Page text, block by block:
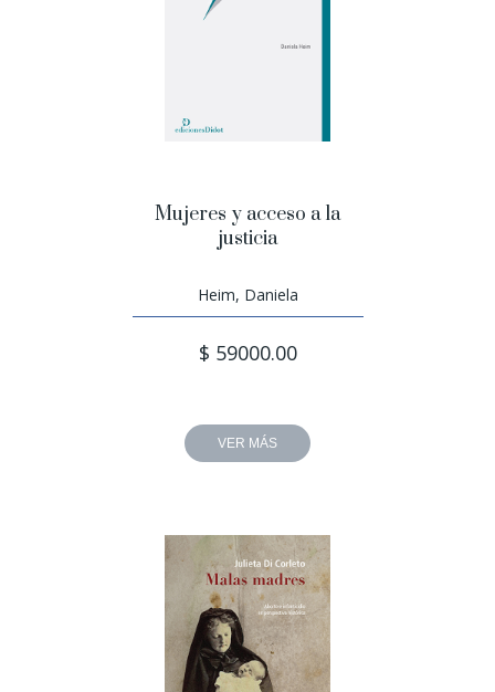
Mujeres y acceso a la
justicia
Heim, Daniela
$ 59000.00
VER MÁS